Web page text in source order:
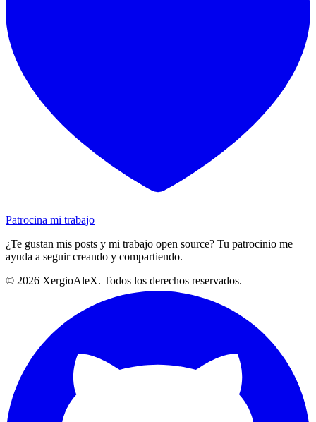
Patrocina mi trabajo
¿Te gustan mis posts y mi trabajo open source? Tu patrocinio me
ayuda a seguir creando y compartiendo.
© 2026 XergioAleX. Todos los derechos reservados.